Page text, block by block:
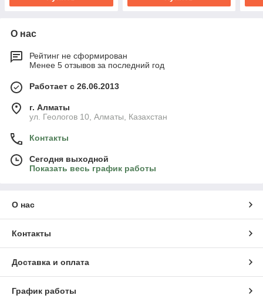
О нас
Рейтинг не сформирован
Менее 5 отзывов за последний год
Работает с 26.06.2013
г. Алматы
ул. Геологов 10, Алматы, Казахстан
Контакты
Сегодня выходной
Показать весь график работы
О нас
Контакты
Доставка и оплата
График работы